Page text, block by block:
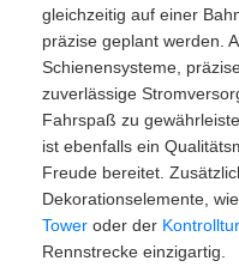
gleichzeitig auf einer
präzise geplant werden.
Schienensysteme,
zuverlässige
Fahrspaß zu
ist ebenfalls ein
Freude bereitet.
Dekorationselemente,
Tower oder der
Rennstrecke einzigartig.